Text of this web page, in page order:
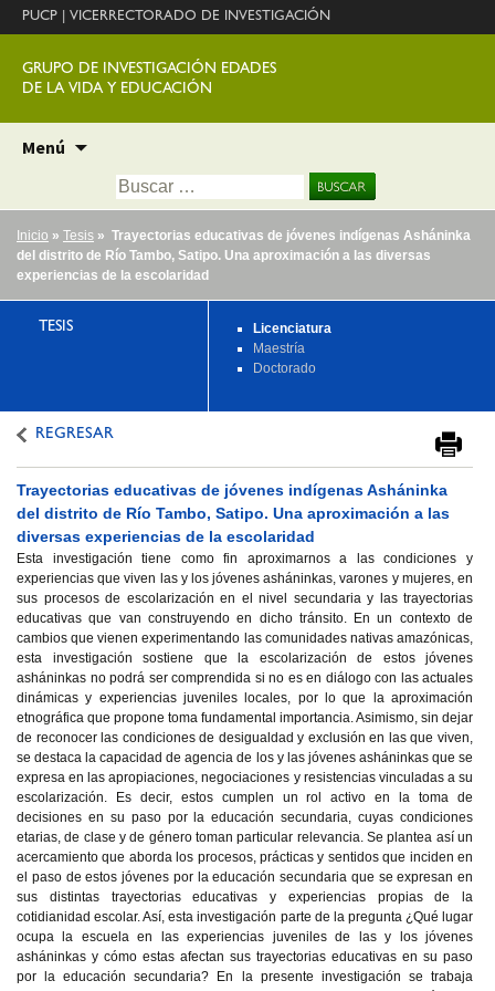
PUCP VICERRECTORADO DE INVESTIGACIÓN
GRUPO DE INVESTIGACIÓN EDADES
DE LA VIDA Y EDUCACIÓN
Menú
contenido
Buscar:
Inicio » Tesis » Trayectorias educativas de jóvenes indígenas Asháninka
del distrito de Río Tambo, Satipo. Una aproximación a las diversas
experiencias de la escolaridad
TESIS
Licenciatura
Maestría
Doctorado
REGRESAR
Trayectorias educativas de jóvenes indígenas Asháninka
del distrito de Río Tambo, Satipo. Una aproximación a las
diversas experiencias de la escolaridad
Esta investigación tiene como fin aproximarnos a las condiciones y
experiencias que viven las y los jóvenes asháninkas, varones y mujeres, en
sus procesos de escolarización en el nivel secundaria y las trayectorias
educativas que van construyendo en dicho tránsito. En un contexto de
cambios que vienen experimentando las comunidades nativas amazónicas,
esta investigación sostiene que la escolarización de estos jóvenes
asháninkas no podrá ser comprendida si no es en diálogo con las actuales
dinámicas y experiencias juveniles locales, por lo que la aproximación
etnográfica que propone toma fundamental importancia. Asimismo, sin dejar
de reconocer las condiciones de desigualdad y exclusión en las que viven,
se destaca la capacidad de agencia de los y las jóvenes asháninkas que se
expresa en las apropiaciones, negociaciones y resistencias vinculadas a su
escolarización. Es decir, estos cumplen un rol activo en la toma de
decisiones en su paso por la educación secundaria, cuyas condiciones
etarias, de clase y de género toman particular relevancia. Se plantea así un
acercamiento que aborda los procesos, prácticas y sentidos que inciden en
el paso de estos jóvenes por la educación secundaria que se expresan en
sus distintas trayectorias educativas y experiencias propias de la
cotidianidad escolar. Así, esta investigación parte de la pregunta ¿Qué lugar
ocupa la escuela en las experiencias juveniles de las y los jóvenes
asháninkas y cómo estas afectan sus trayectorias educativas en su paso
por la educación secundaria? En la presente investigación se trabaja